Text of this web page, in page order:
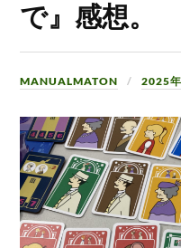
で』感想。
MANUALMATON 2025